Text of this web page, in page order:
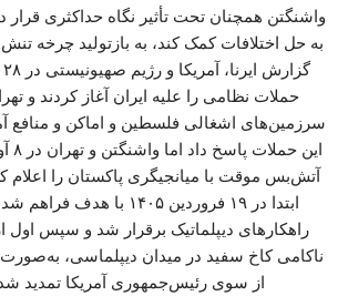
واشنگتن همچنان تحت تأثیر نگاه حداکثری قرار
به حل اختلافات کمک کند، به بازتولید چرخه
حملات نظامی را علیه ایران آغاز کردند و
سرزمین‌های اشغالی فلسطین و اماکن و منافع
آتش‌بس موقت با میانجیگری پاکستان را اعلام
ابتدا در ۱۹ فروردین ۱۴۰۵ با
راهکارهای دیپلماتیک برقرار شد و سپس اول
ناکامی کاخ سفید در میدان دیپلماسی، به‌صورت
از سوی رئیس‌جمهوری آمریکا تمدید شد.